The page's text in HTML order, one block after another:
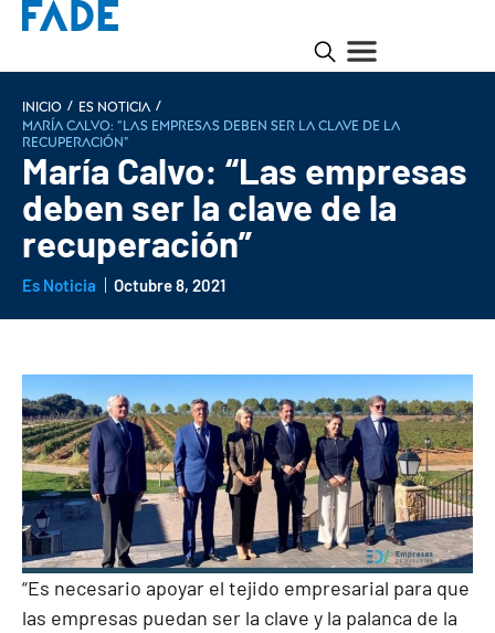
INICIO / Es noticia /
María Calvo: “Las empresas deben ser la clave de la
recuperación”
María Calvo: “Las empresas
deben ser la clave de la
recuperación”
Es Noticia Octubre 8, 2021
“Es necesario apoyar el tejido empresarial para que
las empresas puedan ser la clave y la palanca de la